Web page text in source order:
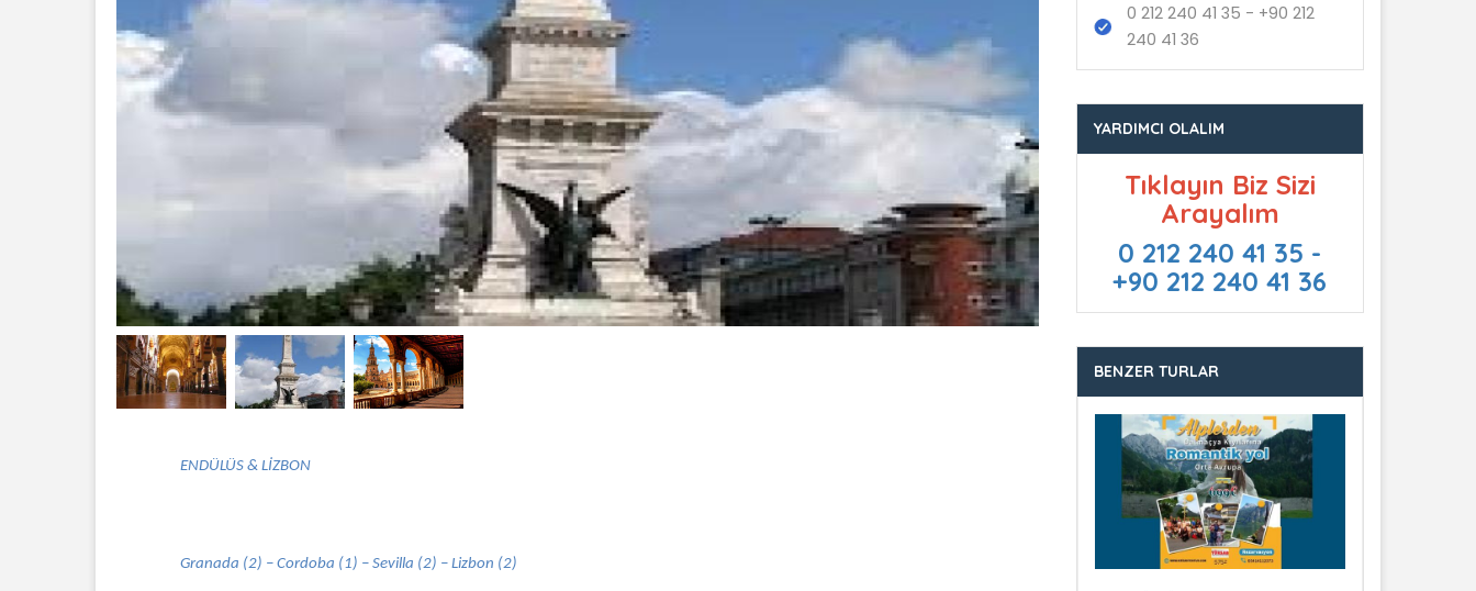
ENDÜLÜS & LİZBON
Granada (2) – Cordoba (1) – Sevilla (2) – Lizbon (2)
0 212 240 41 35 - +90 212
240 41 36
YARDIMCI OLALIM
Tıklayın Biz Sizi
Arayalım
0 212 240 41 35 -
+90 212 240 41 36
BENZER TURLAR